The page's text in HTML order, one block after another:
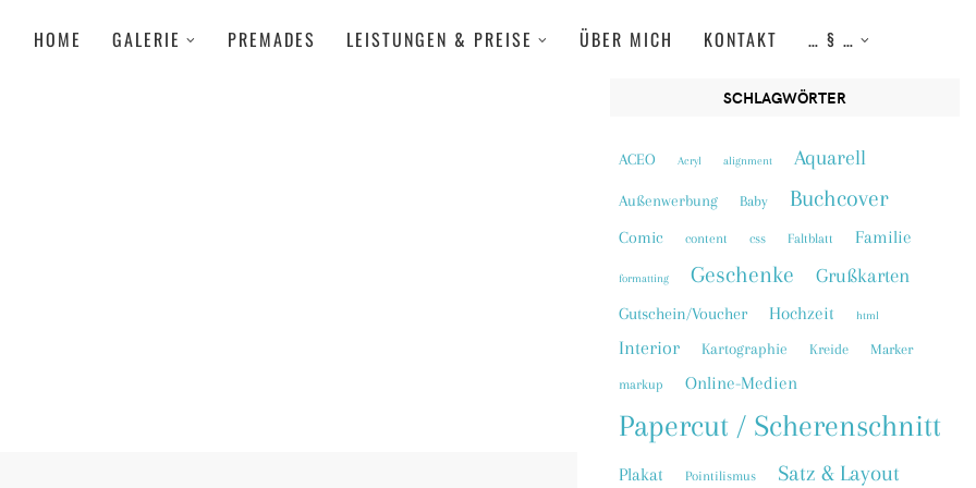
HOME GALERIE PREMADES LEISTUNGEN & PREISE ÜBER MICH KONTAKT … § …
SCHLAGWÖRTER
ACEO Acryl alignment Aquarell
Außenwerbung Baby Buchcover
Comic content css Faltblatt Familie
formatting Geschenke Grußkarten
Gutschein/Voucher Hochzeit html
Interior Kartographie Kreide Marker
markup Online-Medien
Papercut / Scherenschnitt
Plakat Pointilismus Satz & Layout